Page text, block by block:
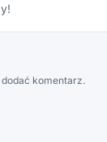
komentarz.